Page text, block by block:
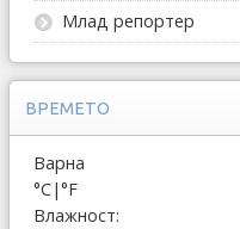
Млад репортер
ВРЕМЕТО
Варна
°C|°F
Влажност: